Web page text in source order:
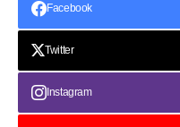
Facebook
Twitter
Instagram